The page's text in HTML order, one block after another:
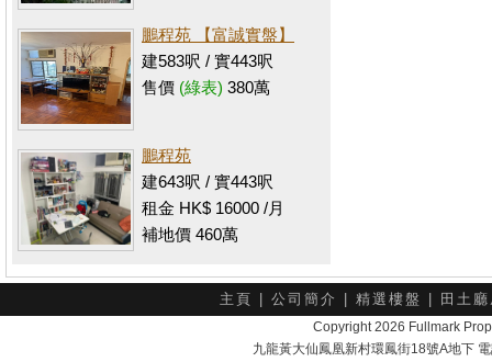
鵬程苑 【富誠實盤】
建583呎 / 實443呎
售價 (綠表) 380萬
鵬程苑
建643呎 / 實443呎
租金 HK$ 16000 /月
補地價 460萬
主頁 公司簡介 精選樓盤 田土
Copyright 2026 Fullmark
九龍黃大仙鳳凰新村環鳳街18號A地下